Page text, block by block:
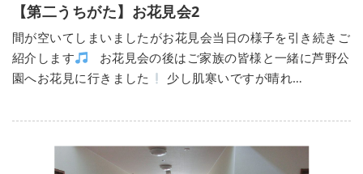
【第二うちがた】お花見会2
間が空いてしまいましたがお花見会当日の様子を引き続きご
紹介します
お花見会の後はご家族の皆様と一緒に芦野公
園へお花見に行きました
少し肌寒いですが晴れ…